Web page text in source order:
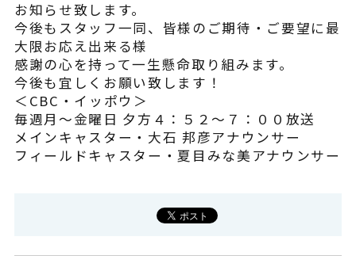
お知らせ致します。
今後もスタッフ一同、皆様のご期待・ご要望に最
大限お応え出来る様
感謝の心を持って一生懸命取り組みます。
今後も宜しくお願い致します！
＜CBC・イッポウ＞
毎週月～金曜日 夕方４：５２～７：００放送
メインキャスター・大石 邦彦アナウンサー
フィールドキャスター・夏目みな美アナウンサー